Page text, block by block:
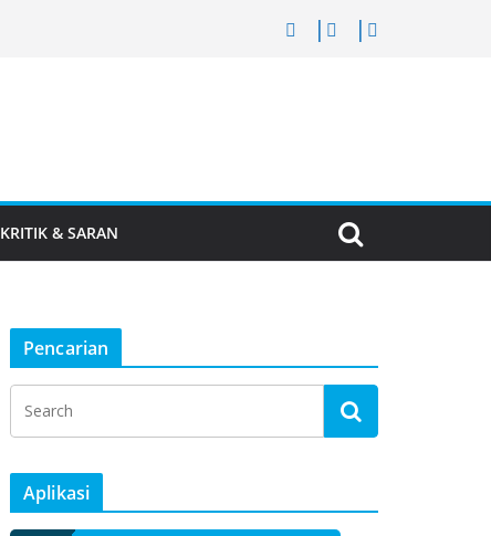
KRITIK & SARAN
Pencarian
Aplikasi